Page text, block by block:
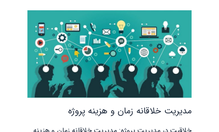
مدیریت خلاقانه زمان و هزینه پروژه